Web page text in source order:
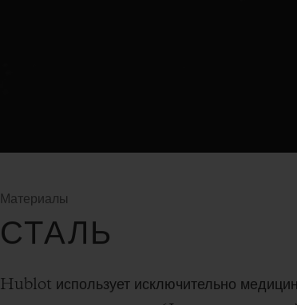
Материалы
СТАЛЬ
Hublot использует исключительно